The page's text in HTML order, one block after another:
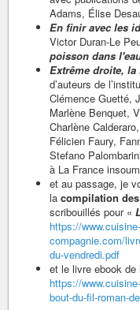
Adams, Élise
En finir avec les
Victor Duran-Le
poisson dans
Extrême droite,
d’auteurs de
Clémence Guetté,
Marlène Benquet,
Charlène
Félicien Faury,
Stefano
à La France
et au passage, je
la compilation
scribouillés pour «
https://
compagnie.com/
du-vendredi.pdf
et le livre ebook de
https://
bout-du-fil-roman-